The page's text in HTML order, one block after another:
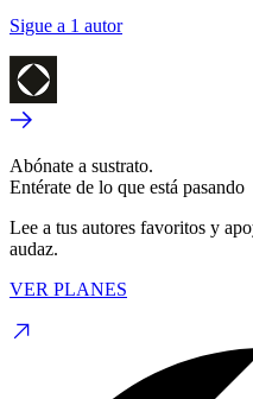
Sigue a 1 autor
Abónate a sustrato.
Entérate de lo que está pasando
Lee a tus autores favoritos y
audaz.
VER PLANES